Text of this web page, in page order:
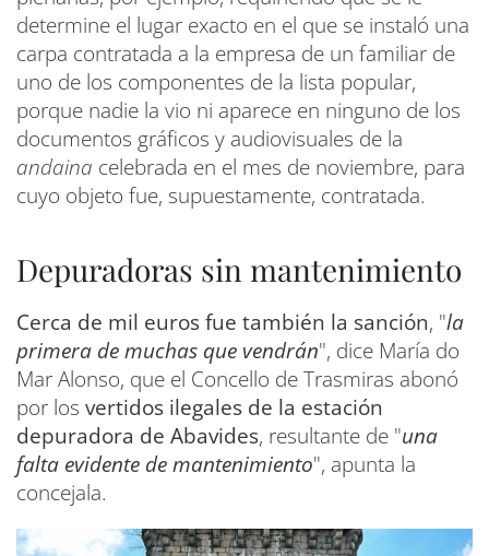
determine el lugar exacto en el que se instaló una
carpa contratada a la empresa de un familiar de
uno de los componentes de la lista popular,
porque nadie la vio ni aparece en ninguno de los
documentos gráficos y audiovisuales de la
andaina celebrada en el mes de noviembre, para
cuyo objeto fue, supuestamente, contratada.
Depuradoras sin mantenimiento
Cerca de mil euros fue también la sanción, "la
primera de muchas que vendrán", dice María do
Mar Alonso, que el Concello de Trasmiras abonó
por los vertidos ilegales de la estación
depuradora de Abavides, resultante de "una
falta evidente de mantenimiento", apunta la
concejala.